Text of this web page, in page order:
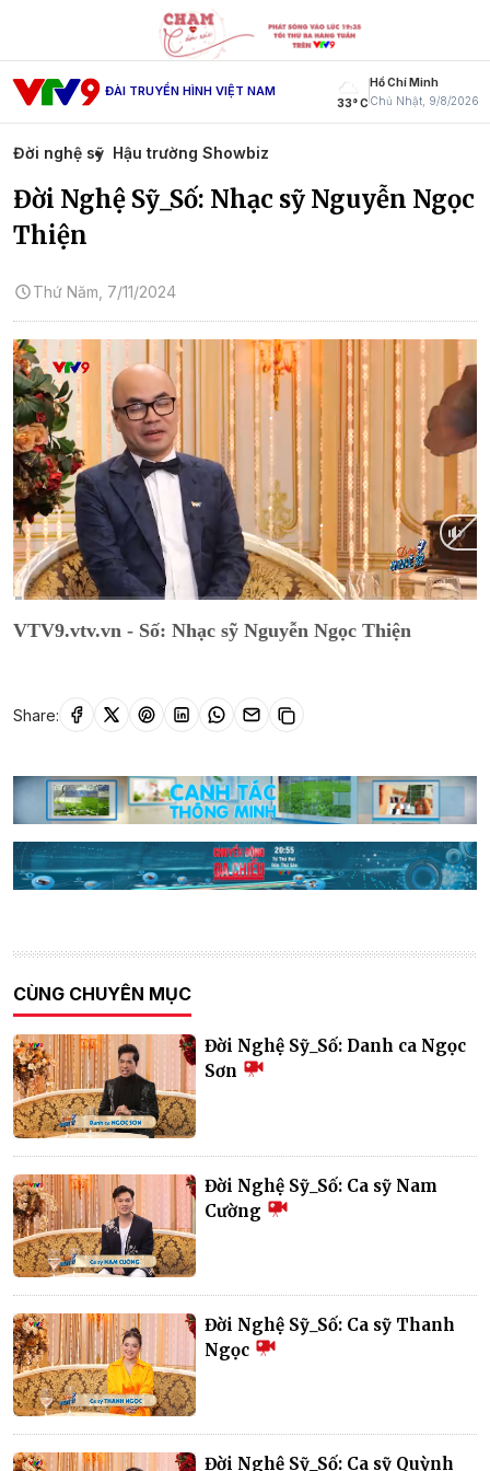
ĐÀI TRUYỀN HÌNH VIỆT NAM
33° C
Hồ Chí Minh
Chủ Nhật, 9/8/2026
Đời nghệ sỹ Hậu trường Showbiz
Đời Nghệ Sỹ_Số: Nhạc sỹ Nguyễn Ngọc
Thiện
Thứ Năm, 7/11/2024
VTV9.vtv.vn - Số: Nhạc sỹ Nguyễn Ngọc Thiện
Share:
CÙNG CHUYÊN MỤC
Đời Nghệ Sỹ_Số: Danh ca Ngọc
Sơn
Đời Nghệ Sỹ_Số: Ca sỹ Nam
Cường
Đời Nghệ Sỹ_Số: Ca sỹ Thanh
Ngọc
Đời Nghệ Sỹ_Số: Ca sỹ Quỳnh